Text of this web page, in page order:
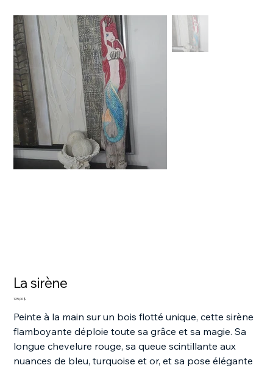
La sirène
Prix
125,00 $
Peinte à la main sur un bois flotté unique, cette sirène
flamboyante déploie toute sa grâce et sa magie. Sa
longue chevelure rouge, sa queue scintillante aux
nuances de bleu, turquoise et or, et sa pose élégante